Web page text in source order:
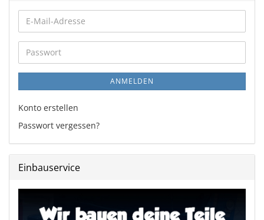
E-
Mail-
Adresse
Passwort
ANMELDEN
Konto erstellen
Passwort vergessen?
Einbauservice